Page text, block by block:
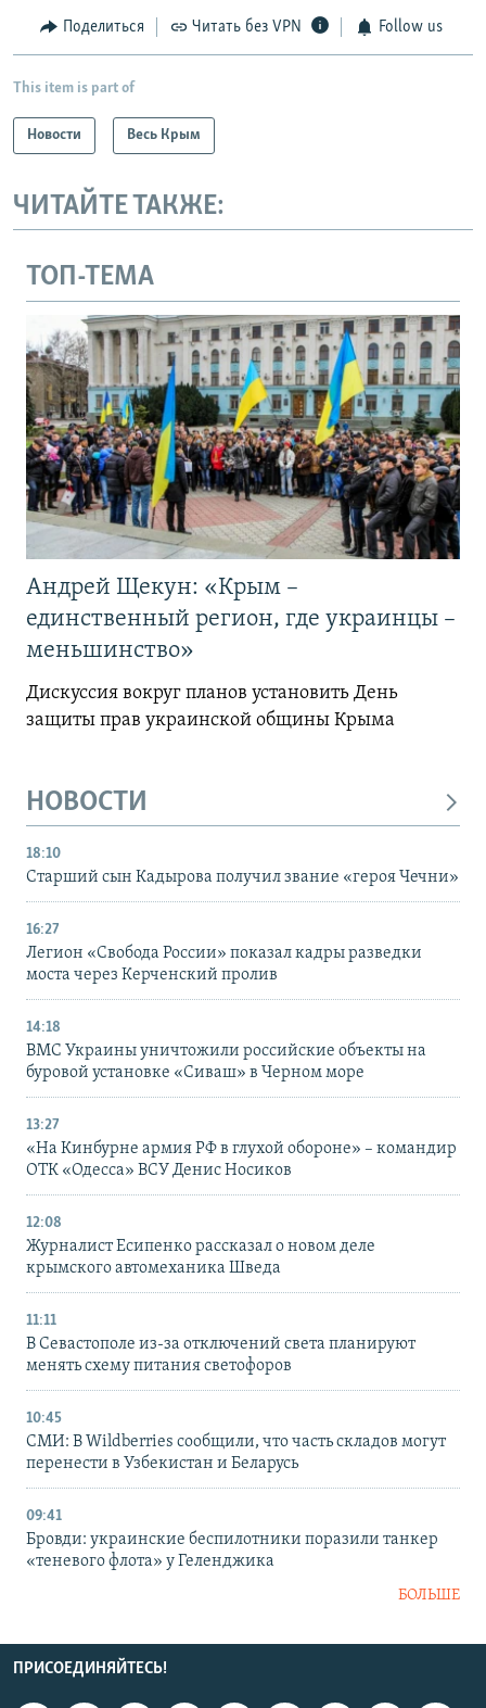
Поделиться Читать без VPN Follow us
This item is part of
Новости Весь Крым
ЧИТАЙТЕ ТАКЖЕ:
ТОП-ТЕМА
Андрей Щекун: «Крым –
единственный регион, где украинцы –
меньшинство»
Дискуссия вокруг планов установить День
защиты прав украинской общины Крыма
НОВОСТИ
18:10
Старший сын Кадырова получил звание «героя Чечни»
16:27
Легион «Свобода России» показал кадры разведки
моста через Керченский пролив
14:18
ВМС Украины уничтожили российские объекты на
буровой установке «Сиваш» в Черном море
13:27
«На Кинбурне армия РФ в глухой обороне» – командир
ОТК «Одесса» ВСУ Денис Носиков
12:08
Журналист Есипенко рассказал о новом деле
крымского автомеханика Шведа
11:11
В Севастополе из-за отключений света планируют
менять схему питания светофоров
10:45
СМИ: В Wildberries сообщили, что часть складов могут
перенести в Узбекистан и Беларусь
09:41
Бровди: украинские беспилотники поразили танкер
«теневого флота» у Геленджика
БОЛЬШЕ
ПРИСОЕДИНЯЙТЕСЬ!